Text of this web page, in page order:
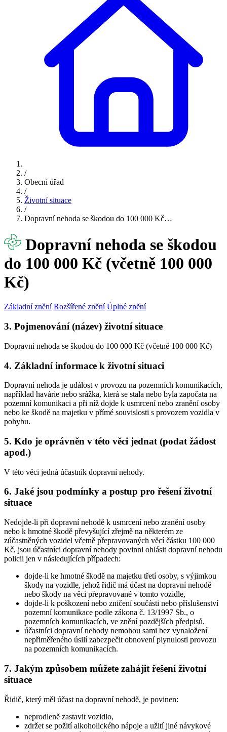
/
Obecní úřad
/
Životní situace
/
Dopravní nehoda se škodou do 100 000 Kč…
Dopravní nehoda se škodou
do 100 000 Kč (včetně 100 000
Kč)
Základní znění Rozšířené znění Úplné znění
3. Pojmenování (název) životní situace
Dopravní nehoda se škodou do 100 000 Kč (včetně 100 000 Kč)
4. Základní informace k životní situaci
Dopravní nehoda je událost v provozu na pozemních komunikacích,
například havárie nebo srážka, která se stala nebo byla započata na
pozemní komunikaci a při níž dojde k usmrcení nebo zranění osoby
nebo ke škodě na majetku v přímé souvislosti s provozem vozidla v
pohybu.
5. Kdo je oprávněn v této věci jednat (podat žádost
apod.)
V této věci jedná účastník dopravní nehody.
6. Jaké jsou podmínky a postup pro řešení životní
situace
Nedojde-li při dopravní nehodě k usmrcení nebo zranění osoby
nebo k hmotné škodě převyšující zřejmě na některém ze
zúčastněných vozidel včetně přepravovaných věcí částku 100 000
Kč, jsou účastníci dopravní nehody povinni ohlásit dopravní nehodu
policii jen v následujících případech:
dojde-li ke hmotné škodě na majetku třetí osoby, s výjimkou
škody na vozidle, jehož řidič má účast na dopravní nehodě
nebo škody na věci přepravované v tomto vozidle,
dojde-li k poškození nebo zničení součásti nebo příslušenství
pozemní komunikace podle zákona č. 13/1997 Sb., o
pozemních komunikacích, ve znění pozdějších předpisů,
účastníci dopravní nehody nemohou sami bez vynaložení
nepřiměřeného úsilí zabezpečit obnovení plynulosti provozu
na pozemních komunikacích.
7. Jakým způsobem můžete zahájit řešení životní
situace
Řidič, který měl účast na dopravní nehodě, je povinen:
neprodleně zastavit vozidlo,
zdržet se požití alkoholického nápoje a užití jiné návykové